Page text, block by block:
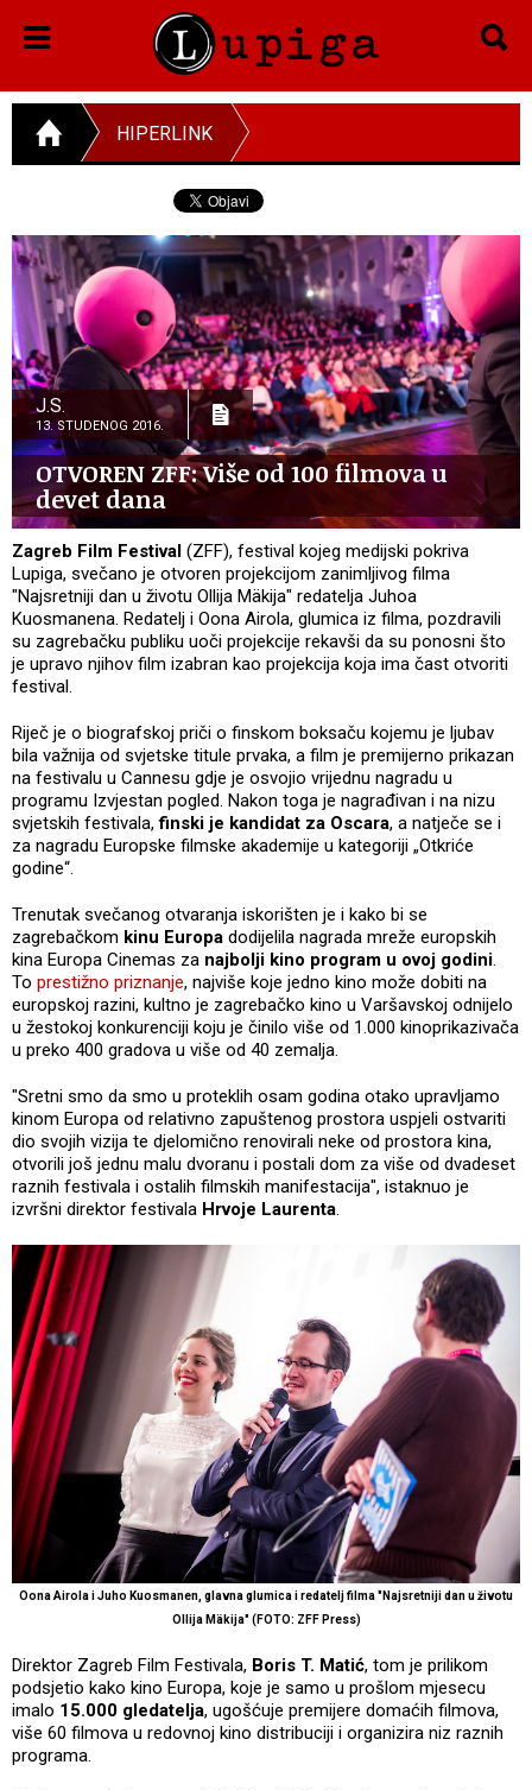
HIPERLINK
J.S.
13. STUDENOG 2016.
OTVOREN ZFF: Više od 100 filmova u
devet dana
Zagreb Film Festival (ZFF), festival kojeg medijski pokriva
Lupiga, svečano je otvoren projekcijom zanimljivog filma
"Najsretniji dan u životu Ollija Mäkija" redatelja Juhoa
Kuosmanena. Redatelj i Oona Airola, glumica iz filma, pozdravili
su zagrebačku publiku uoči projekcije rekavši da su ponosni što
je upravo njihov film izabran kao projekcija koja ima čast otvoriti
festival.
Riječ je o biografskoj priči o finskom boksaču kojemu je ljubav
bila važnija od svjetske titule prvaka, a film je premijerno prikazan
na festivalu u Cannesu gdje je osvojio vrijednu nagradu u
programu Izvjestan pogled. Nakon toga je nagrađivan i na nizu
svjetskih festivala,finski je kandidat za Oscara, a natječe se i
za nagradu Europske filmske akademije u kategoriji „Otkriće
godine“.
Trenutak svečanog otvaranja iskorišten je i kako bi se
zagrebačkom kinu Europa dodijelila nagrada mreže europskih
kina Europa Cinemas za najbolji kino program u ovoj godini.
To prestižno priznanje, najviše koje jedno kino može dobiti na
europskoj razini, kultno je zagrebačko kino u Varšavskoj odnijelo
u žestokoj konkurenciji koju je činilo više od 1.000 kinoprikazivača
u preko 400 gradova u više od 40 zemalja.
"Sretni smo da smo u proteklih osam godina otako upravljamo
kinom Europa od relativno zapuštenog prostora uspjeli ostvariti
dio svojih vizija te djelomično renovirali neke od prostora kina,
otvorili još jednu malu dvoranu i postali dom za više od dvadeset
raznih festivala i ostalih filmskih manifestacija", istaknuo je
izvršni direktor festivala Hrvoje Laurenta.
Oona Airola i Juho Kuosmanen, glavna glumica i redatelj filma "Najsretniji dan u životu
Ollija Mäkija" (FOTO: ZFF Press)
Direktor Zagreb Film Festivala, Boris T. Matić, tom je prilikom
podsjetio kako kino Europa, koje je samo u prošlom mjesecu
imalo 15.000 gledatelja, ugošćuje premijere domaćih filmova,
više 60 filmova u redovnoj kino distribuciji i organizira niz raznih
programa.